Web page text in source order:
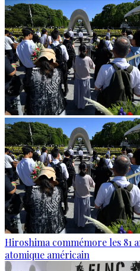
Hiroshima commémore les 81
atomique américain